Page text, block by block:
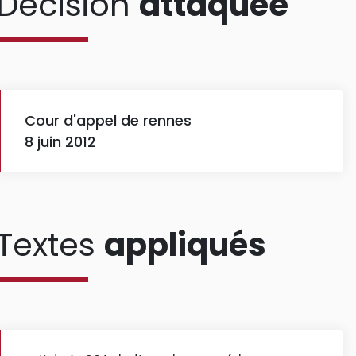
Cour d'appel de rennes
8 juin 2012
appliqués